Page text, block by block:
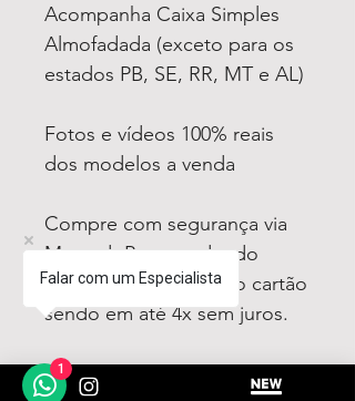
Acompanha Caixa Simples
Almofadada (exceto para os
estados PB, SE, RR, MT e AL)
Fotos e vídeos 100% reais
dos modelos a venda
Compre com segurança via
MercadoPago podendo
parcelar em até 12x no cartão
sendo em até 4x sem juros.
Tem medo de comprar e não
Falar com um Especialista
1